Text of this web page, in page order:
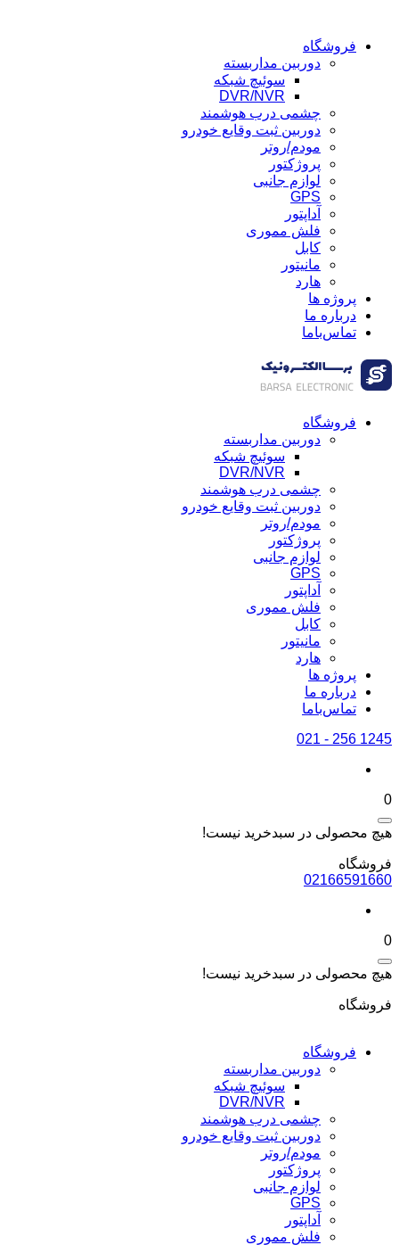
فروشگاه
دوربین مداربسته
سوئیچ شبکه
DVR/NVR
چشمی درب هوشمند
دوربین ثبت وقایع خودرو
مودم/روتر
پروژکتور
لوازم جانبی
GPS
آداپتور
فلش مموری
کابل
مانیتور
هارد
پروژه ها
درباره ما
تماس‌باما
فروشگاه
دوربین مداربسته
سوئیچ شبکه
DVR/NVR
چشمی درب هوشمند
دوربین ثبت وقایع خودرو
مودم/روتر
پروژکتور
لوازم جانبی
GPS
آداپتور
فلش مموری
کابل
مانیتور
هارد
پروژه ها
درباره ما
تماس‌باما
1245 256 - 021
0
هیچ محصولی در سبدخرید نیست!
فروشگاه
02166591660
0
هیچ محصولی در سبدخرید نیست!
فروشگاه
فروشگاه
دوربین مداربسته
سوئیچ شبکه
DVR/NVR
چشمی درب هوشمند
دوربین ثبت وقایع خودرو
مودم/روتر
پروژکتور
لوازم جانبی
GPS
آداپتور
فلش مموری